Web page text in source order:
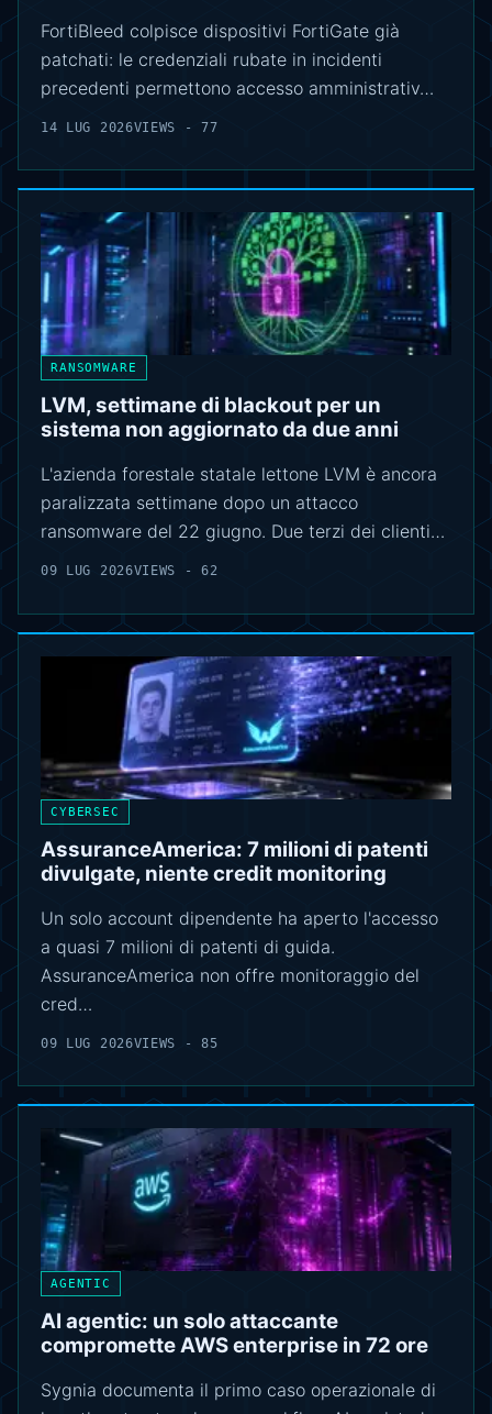
FortiBleed colpisce dispositivi FortiGate già
patchati: le credenziali rubate in incidenti
precedenti permettono accesso amministrativ…
14 LUG 2026VIEWS - 77
RANSOMWARE
LVM, settimane di blackout per un
sistema non aggiornato da due anni
L'azienda forestale statale lettone LVM è ancora
paralizzata settimane dopo un attacco
ransomware del 22 giugno. Due terzi dei clienti…
09 LUG 2026VIEWS - 62
CYBERSEC
AssuranceAmerica: 7 milioni di patenti
divulgate, niente credit monitoring
Un solo account dipendente ha aperto l'accesso
a quasi 7 milioni di patenti di guida.
AssuranceAmerica non offre monitoraggio del
cred…
09 LUG 2026VIEWS - 85
AGENTIC
AI agentic: un solo attaccante
compromette AWS enterprise in 72 ore
Sygnia documenta il primo caso operazionale di